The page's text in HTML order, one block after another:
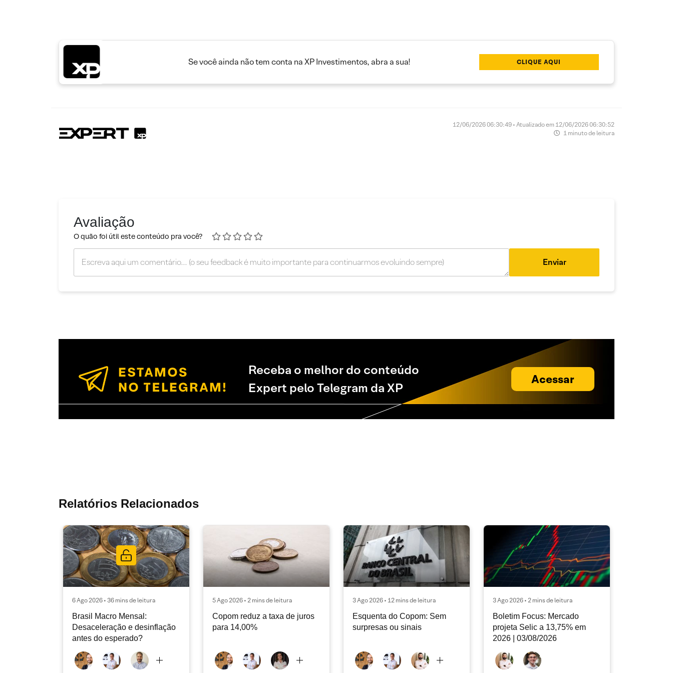
Se você ainda não tem conta na XP Investimentos, abra a sua! CLIQUE AQUI
12/06/2026 06:30:49 • Atualizado em 12/06/2026 06:30:52
1 minuto de leitura
Avaliação
O quão foi útil este conteúdo pra você?
Enviar
Receba o melhor do conteúdo
Expert pelo Telegram da XP
Acessar
Relatórios Relacionados
6 Ago 2026 • 36 mins de leitura
Brasil Macro Mensal:
Desaceleração e desinflação
antes do esperado?
5 Ago 2026 • 2 mins de leitura
Copom reduz a taxa de juros
para 14,00%
3 Ago 2026 • 12 mins de leitura
Esquenta do Copom: Sem
surpresas ou sinais
3 Ago 2026 • 2 mins de leitura
Boletim Focus: Mercado
projeta Selic a 13,75% em
2026 | 03/08/2026